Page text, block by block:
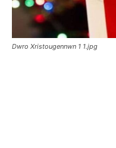
Dwro Xristougennwn 1 1.jpg